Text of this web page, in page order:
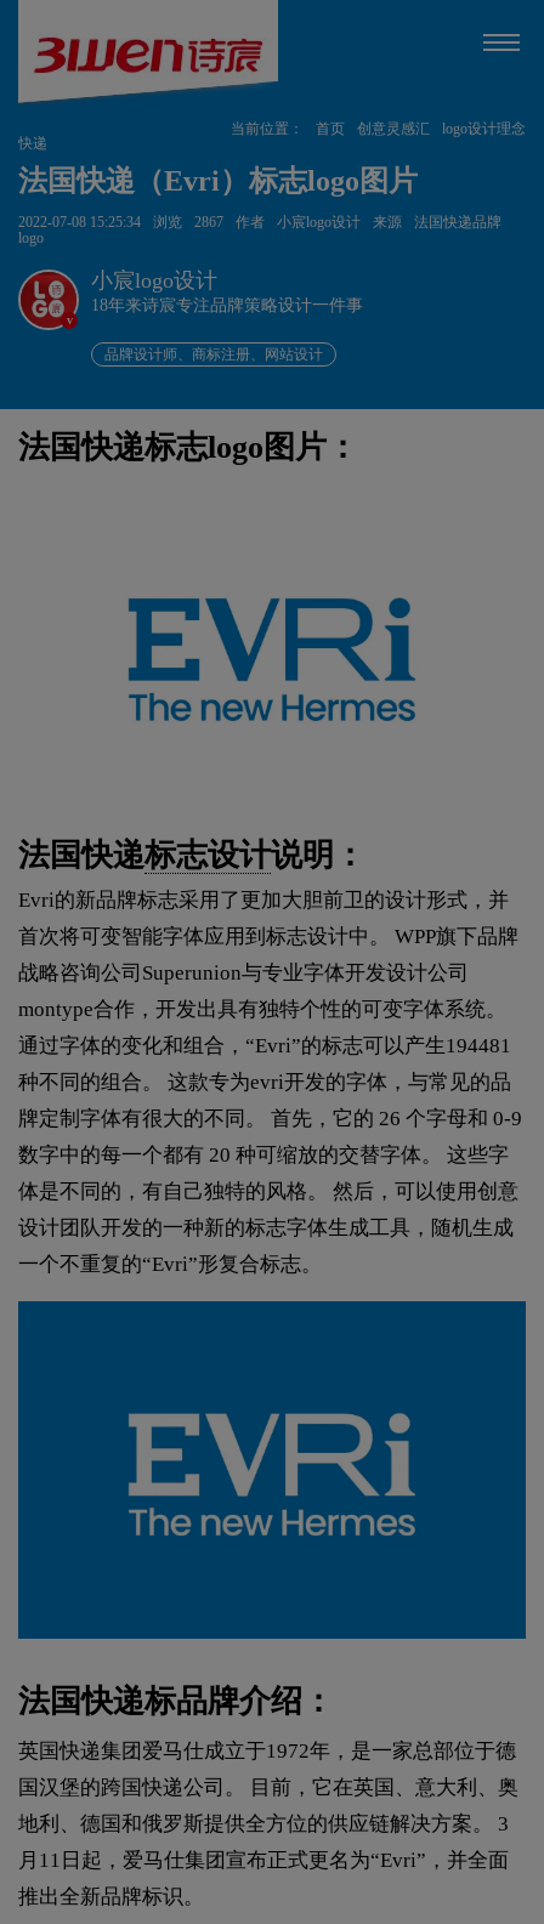
当前位置： 首页 创意灵感汇
logo设计理念
快递
法国快递（Evri）标志logo图片
2022-07-08 15:25:34 浏览 2867 作者 小宸logo设计 来源
法国快递品牌
logo
v
小宸logo设计
18年来诗宸专注品牌策略设计一件事
品牌设计师、商标注册、网站设计
法国快递标志logo图片：
法国快递标志设计说明：
Evri的新品牌标志采用了更加大胆前卫的设计形式，并
首次将可变智能字体应用到标志设计中。 WPP旗下品牌
战略咨询公司Superunion与专业字体开发设计公司
montype合作，开发出具有独特个性的可变字体系统。
通过字体的变化和组合，“Evri”的标志可以产生194481
种不同的组合。 这款专为evri开发的字体，与常见的品
牌定制字体有很大的不同。 首先，它的 26 个字母和 0-9
数字中的每一个都有 20 种可缩放的交替字体。 这些字
体是不同的，有自己独特的风格。 然后，可以使用创意
设计团队开发的一种新的标志字体生成工具，随机生成
一个不重复的“Evri”形复合标志。
法国快递标品牌介绍：
英国快递集团爱马仕成立于1972年，是一家总部位于德
国汉堡的跨国快递公司。 目前，它在英国、意大利、奥
地利、德国和俄罗斯提供全方位的供应链解决方案。 3
月11日起，爱马仕集团宣布正式更名为“Evri”，并全面
推出全新品牌标识。